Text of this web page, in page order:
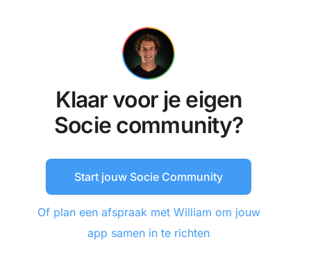
Klaar voor je eigen
Socie community?
Start jouw Socie Community
Of plan een afspraak met William om jouw
app samen in te richten